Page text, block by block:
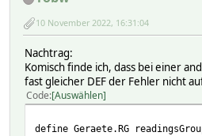
10 November 2022, 16:31:04
Nachtrag:
Komisch finde ich, dass bei einer
fast gleicher DEF der Fehler nicht
Code Auswählen
define Geraete.RG readingsGroup